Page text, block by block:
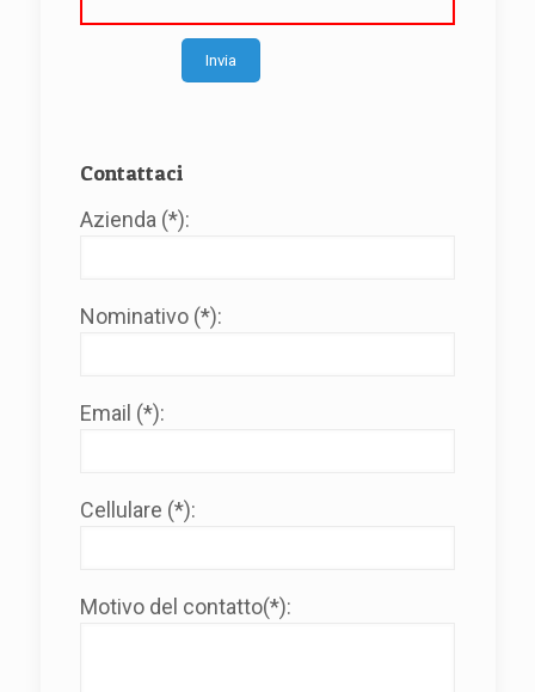
Contattaci
Azienda (*):
Nominativo (*):
Email (*):
Cellulare (*):
Motivo del contatto(*):